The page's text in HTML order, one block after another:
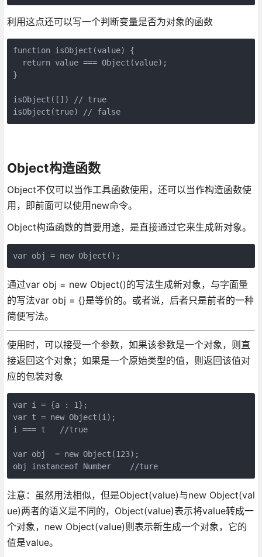
利用这点还可以写一个判断变量是否为对象的函数
function isObject(value) {
  return value === Object(value);
}
isObject([]) // true
isObject(true) // false
Object构造函数
Object不仅可以当作工具函数使用，还可以当作构造函数使
用，即前面可以使用new命令。
Object构造函数的首要用途，是直接通过它来生成新对象。
通过var obj = new Object()的写法生成新对象，与字面量
的写法var obj = {}是等价的。或者说，后者只是前者的一种
简便写法。
使用时，可以接受一个参数，如果该参数是一个对象，则直
接返回这个对象；如果是一个原始类型的值，则返回该值对
应的包装对象
var i = {a : 1};
var t = new Object(i);
i === t   //true
var obj  = new Object(123);
obj instanceof Number    //ture
注意：虽然用法相似，但是Object(value)与new Object(val
ue)两者的语义是不同的，Object(value)表示将value转成一
个对象，new Object(value)则表示新生成一个对象，它的
值是value。